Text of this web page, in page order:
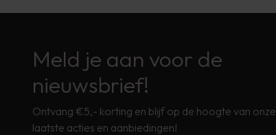
Meld je aan voor de
nieuwsbrief!
Ontvang €5,- korting en blijf op de hoogte van onze
laatste acties en aanbiedingen!